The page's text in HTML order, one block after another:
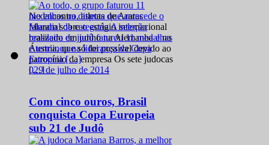
No encontro, atletas de Araras
falaram sobre o estágio internacional
realizado em junho na Alemanha e na
Áustria, que só foi possível devido ao
patrocínio da empresa Os sete judocas
[…]
029 de julho de 2014
Com cinco ouros, Brasil
conquista Copa Europeia
sub 21 de Judô